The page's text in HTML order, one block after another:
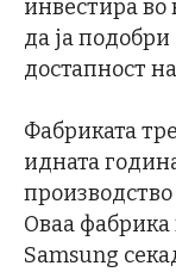
инвестира во
да ја подобри
достапност
Фабриката
идната
производство
Оваа фабрика
Samsung